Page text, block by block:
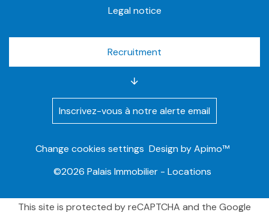
Legal notice
Recruitment
Inscrivez-vous à notre alerte email
Change cookies settings Design byApimo™
©2026 Palais Immobilier - Locations
This site is protected by reCAPTCHA and the Google